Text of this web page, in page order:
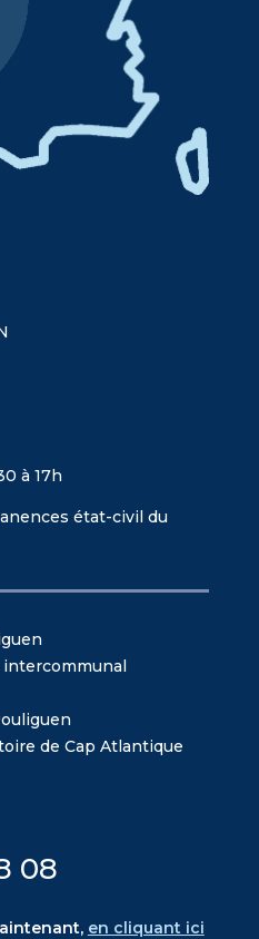
à 17h
état-civil du
de Cap Atlantique
08
en cliquant ici